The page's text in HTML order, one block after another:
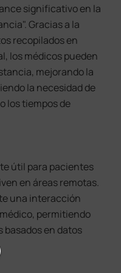
significativo en la
Gracias a la
recopilados en
los médicos pueden
mejorando la
la necesidad de
los tiempos de
útil para pacientes
en áreas remotas.
una interacción
permitiendo
en datos